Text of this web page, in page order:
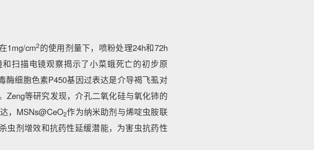
1mg/cm2的使用剂量下，喷粉处理24h和72h
扫描电镜观察揭示了小菜蛾死亡的初步原
细胞色素P450基因过表达是介导褐飞虱对
Zeng等研究发现，介孔二氧化硅与氧化铈的
，MSNs@CeO2作为纳米助剂与烯啶虫胺联
虫剂增效和抗药性延缓潜能，为害虫抗药性